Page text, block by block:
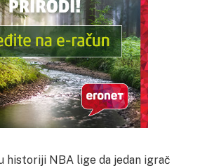
historiji NBA lige da jedan igrač